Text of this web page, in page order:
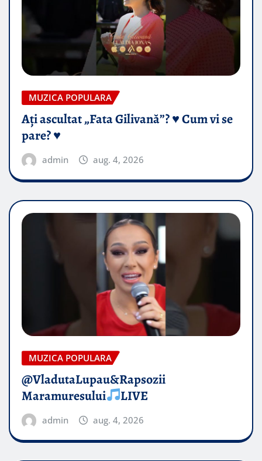
MUZICA POPULARA
Ați ascultat „Fata Gilivană”? ♥️ Cum vi se
pare? ♥️
admin aug. 4, 2026
MUZICA POPULARA
@VladutaLupau&Rapsozii
Maramuresului
LIVE
admin aug. 4, 2026